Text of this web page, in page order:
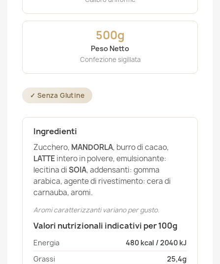
500g
Peso Netto
Confezione sigillata
✓ Senza Glutine
Ingredienti
Zucchero, MANDORLA, burro di cacao,
LATTEintero in polvere, emulsionante:
lecitina diSOIA, addensanti: gomma
arabica, agente di rivestimento: cera di
carnauba, aromi.
Aromi caratterizzanti variano per gusto.
Valori nutrizionali indicativi per 100g
Energia
480 kcal / 2040 kJ
Grassi
25,4g